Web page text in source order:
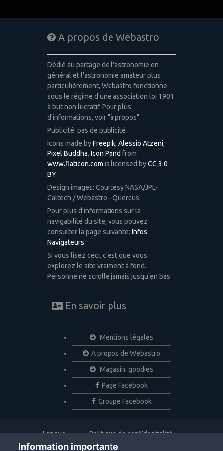
A propos de Webastro
Dédié au partage de l'astronomie en
général et l'astronomie amateur plus
particulièrement, Webastro fonctionne
sous le régime d'une association loi 1901
à but non lucratif. Pour plus
d'informations, voir "à propos".
Publicité: pas de publicité
Icons made byFreepik, Alessio Atzeni,
Pixel Buddha, Icon Pond from
www.flaticon.com is licensed byCC 3.0
BY
Design images: Courtesy NASA/JPL-
Caltech / Webastro - Quercus
Pour plus d'informations sur la
navigabilité du site, vous pouvez
consulter la page suivante: Infos
Navigateurs.
Si vous lisez ceci, c'est que vous
explorez le site vraiment à fond.
Personne ne scrolle jamais jusqu'en bas.
En savoir plus
Mentions légales
A propos de Webastro
Magasin: goodies
Page Facebook
Groupe Facebook
Langue
Politique de confidentialité
Nous contacter
Information importante